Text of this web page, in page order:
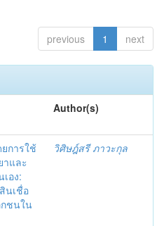
previous 1 next
Author(s)
การใช้
าและ
อง:
นเชื่อ
กชนใน
วิศิษฎ์สรี ภาวะกุล